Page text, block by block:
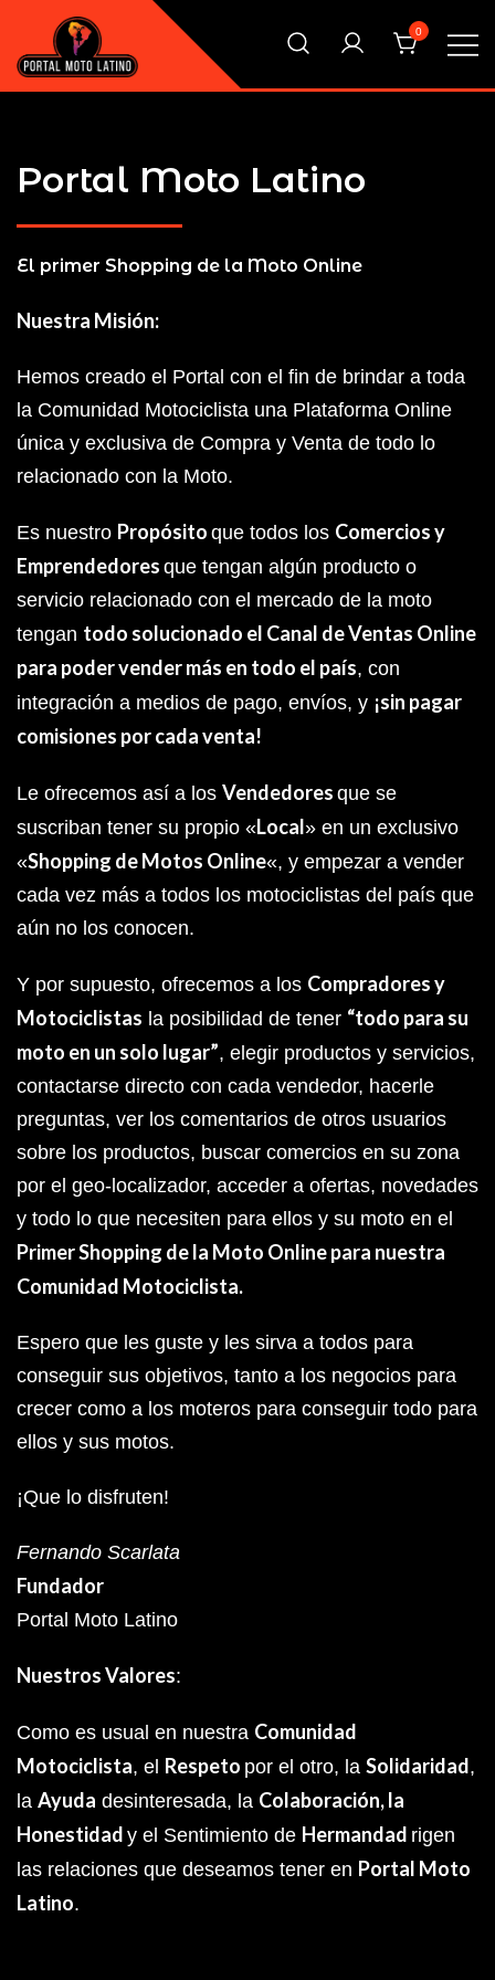
contenido
El Primer Shopping Multi Comercios de la Moto Online
0
Portal Moto Latino
El primer Shopping de la Moto Online
Nuestra Misión:
Hemos creado el Portal con el fin de brindar a toda
la Comunidad Motociclista una Plataforma Online
única y exclusiva de Compra y Venta de todo lo
relacionado con la Moto.
Es nuestro Propósito que todos los Comercios y
Emprendedores que tengan algún producto o
servicio relacionado con el mercado de la moto
tengan todo solucionado el Canal de Ventas Online
para poder vender más en todo el país, con
integración a medios de pago, envíos, y ¡sin pagar
comisiones por cada venta!
Le ofrecemos así a los Vendedores que se
suscriban tener su propio «Local» en un exclusivo
«Shopping de Motos Online«, y empezar a vender
cada vez más a todos los motociclistas del país que
aún no los conocen.
Y por supuesto, ofrecemos a los Compradores y
Motociclistas la posibilidad de tener “todo para su
moto en un solo lugar”, elegir productos y servicios,
contactarse directo con cada vendedor, hacerle
preguntas, ver los comentarios de otros usuarios
sobre los productos, buscar comercios en su zona
por el geo-localizador, acceder a ofertas, novedades
y todo lo que necesiten para ellos y su moto en el
Primer Shopping de la Moto Online para nuestra
Comunidad Motociclista.
Espero que les guste y les sirva a todos para
conseguir sus objetivos, tanto a los negocios para
crecer como a los moteros para conseguir todo para
ellos y sus motos.
¡Que lo disfruten!
Fernando Scarlata
Fundador
Portal Moto Latino
Nuestros Valores:
Como es usual en nuestra Comunidad
Motociclista, el Respeto por el otro, la Solidaridad,
la Ayuda desinteresada, la Colaboración, la
Honestidad y el Sentimiento de Hermandad rigen
las relaciones que deseamos tener en Portal Moto
Latino.